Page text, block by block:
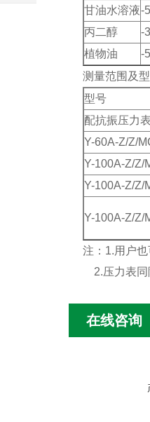
甘油水溶液-
丙二醇
-
植物油
-
测量范围及
型号
配抗振压力
Y-60A-Z/Z/
Y-100A-Z/Z/
Y-100A-Z/Z/
Y-100A-Z/Z/
注：1.用户
2.压力表同
在线咨询